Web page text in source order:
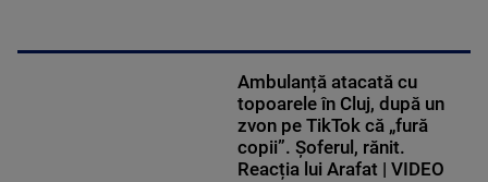
Ambulanță atacată cu
topoarele în Cluj, după un
zvon pe TikTok că „fură
copii”. Șoferul, rănit.
Reacția lui Arafat | VIDEO